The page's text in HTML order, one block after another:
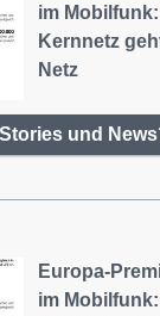
im
Kernnetz
Netz
und
Europa-
im